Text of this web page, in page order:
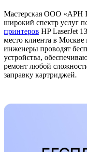
Мастерская ООО «АРН
широкий спектр услуг
принтеров HP LaserJet
место клиента в
инженеры проводят
устройства,
ремонт любой
заправку картриджей.